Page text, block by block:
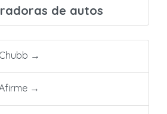
de autos
→
→